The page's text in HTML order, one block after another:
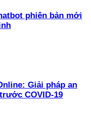
phiên bản mới
Giải pháp an
COVID-19